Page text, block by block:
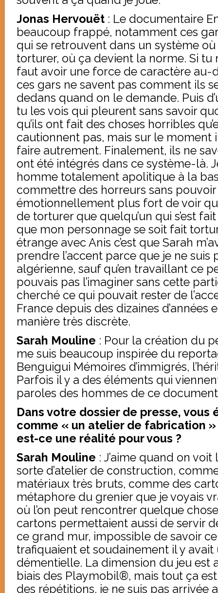
Jonas Hervouët : Le documentaire
beaucoup frappé, notamment ces
qui se retrouvent dans un système
torturer, où ça devient la norme. Si tu
faut avoir une force de caractère au-
ces gars ne savent pas comment ils
dedans quand on le demande. Puis
tu les vois qui pleurent sans savoir
qu’ils ont fait des choses horribles
cautionnent pas, mais sur le moment
faire autrement. Finalement, ils ne
ont été intégrés dans ce système-là.
homme totalement apolitique à la
commettre des horreurs sans pouvoir
émotionnellement plus fort de voir
de torturer que quelqu’un qui s’est
que mon personnage se soit fait
étrange avec Anis c’est que Sarah
prendre l’accent parce que je ne suis
algérienne, sauf qu’en travaillant ce
pouvais pas l’imaginer sans cette
cherché ce qui pouvait rester de
France depuis des dizaines d’années
manière très discrète.
Sarah Mouline : Pour la création du
me suis beaucoup inspirée du
Benguigui Mémoires d’immigrés,
Parfois il y a des éléments qui
paroles des hommes de ce
Dans votre dossier de presse, vous
comme « un atelier de fabrication
est-ce une réalité pour vous ?
Sarah Mouline : J’aime quand on
sorte d’atelier de construction,
matériaux très bruts, comme des
métaphore du grenier que je voyais
où l’on peut rencontrer quelque
cartons permettaient aussi de servir
ce grand mur, impossible de savoir
trafiquaient et soudainement il y
démentielle. La dimension du jeu est
biais des Playmobil®, mais tout ça
des répétitions, je ne suis pas arrivée